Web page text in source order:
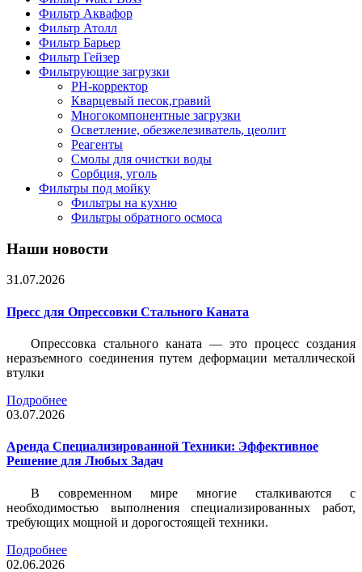
Фильтр Аквафор
Фильтр Атолл
Фильтр Барьер
Фильтр Гейзер
Фильтрующие загрузки
PH-корректор
Кварцевый песок,гравий
Многокомпонентные загрузки
Осветление, обезжелезиватель, цеолит
Реагенты
Смолы для очистки воды
Сорбция, уголь
Фильтры под мойку
Фильтры на кухню
Фильтры обратного осмоса
Наши новости
31.07.2026
Пресс для Опрессовки Стального Каната
Опрессовка стального каната — это процесс создания
неразъемного соединения путем деформации металлической
втулки
Подробнее
03.07.2026
Аренда Специализированной Техники: Эффективное
Решение для Любых Задач
В современном мире многие сталкиваются с
необходимостью выполнения специализированных работ,
требующих мощной и дорогостоящей техники.
Подробнее
02.06.2026